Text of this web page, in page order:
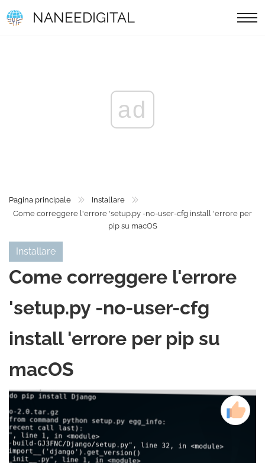
NANEEDIGITAL
ad
Pagina principale
Installare
Come correggere l'errore 'setup.py -no-user-cfg install 'errore per
pip su macOS
Installare
Come correggere l'errore
'setup.py -no-user-cfg
install 'errore per pip su
macOS